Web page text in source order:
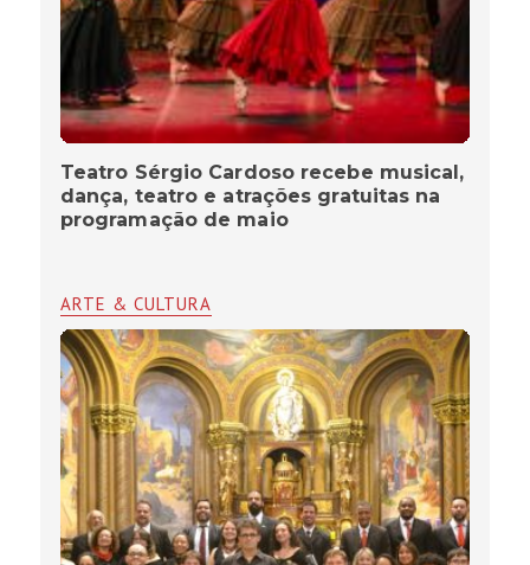
Teatro Sérgio Cardoso recebe musical,
dança, teatro e atrações gratuitas na
programação de maio
ARTE & CULTURA